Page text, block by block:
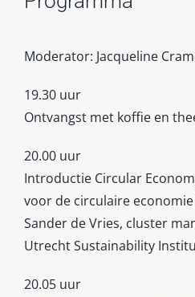
Moderator: Jacqueline
19.30 uur
Ontvangst met koffie en
20.00 uur
Introductie Circular
voor de circulaire
Sander de Vries, cluster
Utrecht Sustainability
20.05 uur